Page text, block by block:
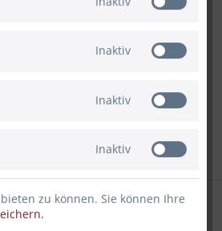
Inaktiv
Inaktiv
Inaktiv
zu können. Sie können Ihre